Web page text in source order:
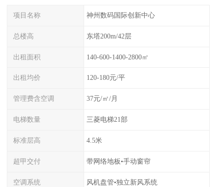
项目名称 神州数码国际创新中心
总楼高 东塔200m/42层
出租面积 140-600-1400-2800㎡
出租均价 120-180元/平
管理费含空调 37元/㎡/月
电梯数量 三菱电梯21部
标准层高 4.5米
超甲交付 带网络地板•手动窗帘
空调系统 风机盘管•独立新风系统